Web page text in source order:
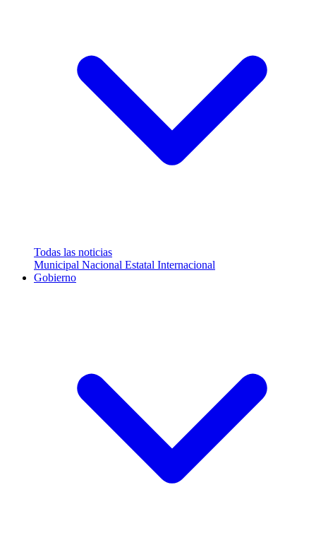
Todas las noticias
Municipal Nacional Estatal Internacional
Gobierno